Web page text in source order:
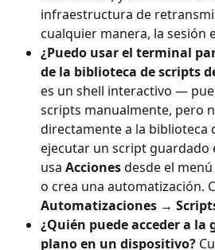
infraestructura de
cualquier manera, la sesión
¿Puedo usar el terminal
de la biblioteca de scripts
es un shell interactivo —
scripts manualmente, pero
directamente a la biblioteca
ejecutar un script guardado
usa Acciones desde el menú
o crea una automatización.
Automatizaciones →
¿Quién puede acceder a la
plano en un dispositivo?